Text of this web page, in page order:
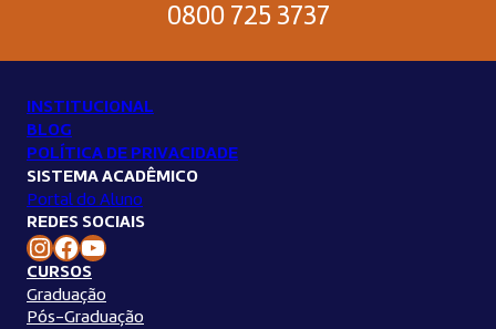
0800 725 3737
INSTITUCIONAL
BLOG
POLÍTICA DE PRIVACIDADE
SISTEMA ACADÊMICO
Portal do Aluno
REDES SOCIAIS
Instagram Unilins Facebook Unilins Youtube Unilins
CURSOS
Graduação
Pós-Graduação